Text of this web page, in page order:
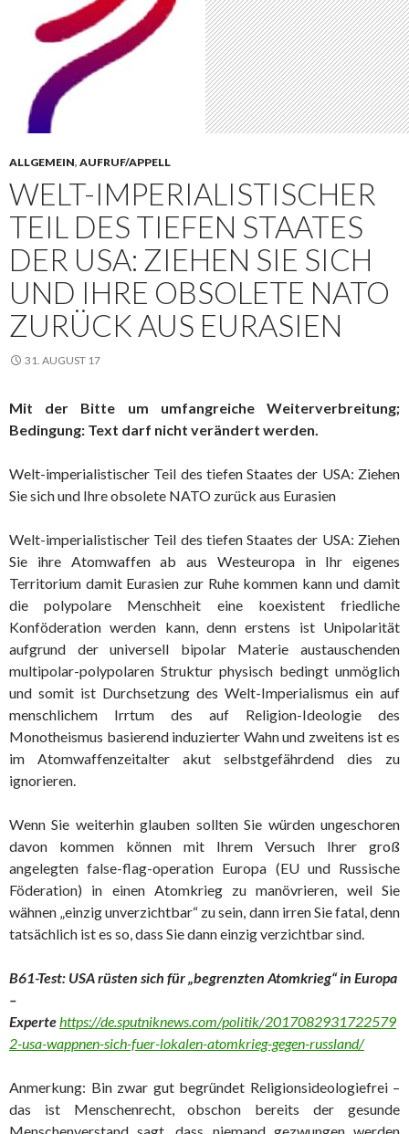
ALLGEMEIN, AUFRUF/APPELL
WELT-IMPERIALISTISCHER
TEIL DES TIEFEN STAATES
DER USA: ZIEHEN SIE SICH
UND IHRE OBSOLETE NATO
ZURÜCK AUS EURASIEN
31. AUGUST 17
Mit der Bitte um umfangreiche Weiterverbreitung;
Bedingung: Text darf nicht verändert werden.
Welt-imperialistischer Teil des tiefen Staates der USA: Ziehen
Sie sich und Ihre obsolete NATO zurück aus Eurasien
Welt-imperialistischer Teil des tiefen Staates der USA: Ziehen
Sie ihre Atomwaffen ab aus Westeuropa in Ihr eigenes
Territorium damit Eurasien zur Ruhe kommen kann und damit
die polypolare Menschheit eine koexistent friedliche
Konföderation werden kann, denn erstens ist Unipolarität
aufgrund der universell bipolar Materie austauschenden
multipolar-polypolaren Struktur physisch bedingt unmöglich
und somit ist Durchsetzung des Welt-Imperialismus ein auf
menschlichem Irrtum des auf Religion-Ideologie des
Monotheismus basierend induzierter Wahn und zweitens ist es
im Atomwaffenzeitalter akut selbstgefährdend dies zu
ignorieren.
Wenn Sie weiterhin glauben sollten Sie würden ungeschoren
davon kommen können mit Ihrem Versuch Ihrer groß
angelegten false-flag-operation Europa (EU und Russische
Föderation) in einen Atomkrieg zu manövrieren, weil Sie
wähnen „einzig unverzichtbar“ zu sein, dann irren Sie fatal, denn
tatsächlich ist es so, dass Sie dann einzig verzichtbar sind.
B61-Test: USA rüsten sich für „begrenzten Atomkrieg“ in Europa
–
Expertehttps://de.sputniknews.com/politik/2017082931722579
2-usa-wappnen-sich-fuer-lokalen-atomkrieg-gegen-russland/
Anmerkung: Bin zwar gut begründet Religionsideologiefrei –
das ist Menschenrecht, obschon bereits der gesunde